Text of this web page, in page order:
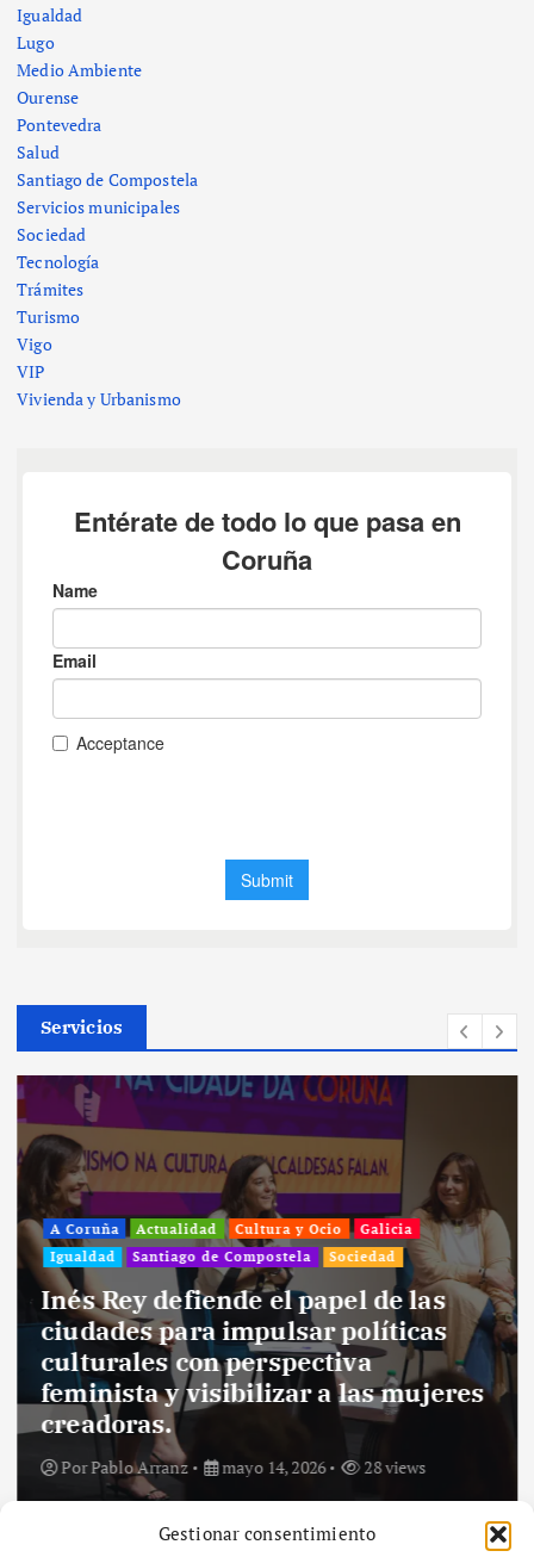
Gestionar consentimiento
Igualdad
Lugo
Medio Ambiente
Ourense
Pontevedra
Salud
Santiago de Compostela
Servicios municipales
Sociedad
Tecnología
Trámites
Turismo
Vigo
VIP
Vivienda y Urbanismo
Servicios
A Coruña Actualidad Cultura y Ocio
Galicia
Igualdad
Santiago de Compostela Sociedad
Inés Rey defiende el papel de las
ciudades para impulsar políticas
culturales con perspectiva
feminista y visibilizar a las mujeres
creadoras.
PorPablo Arranz mayo 14, 2026 28 views